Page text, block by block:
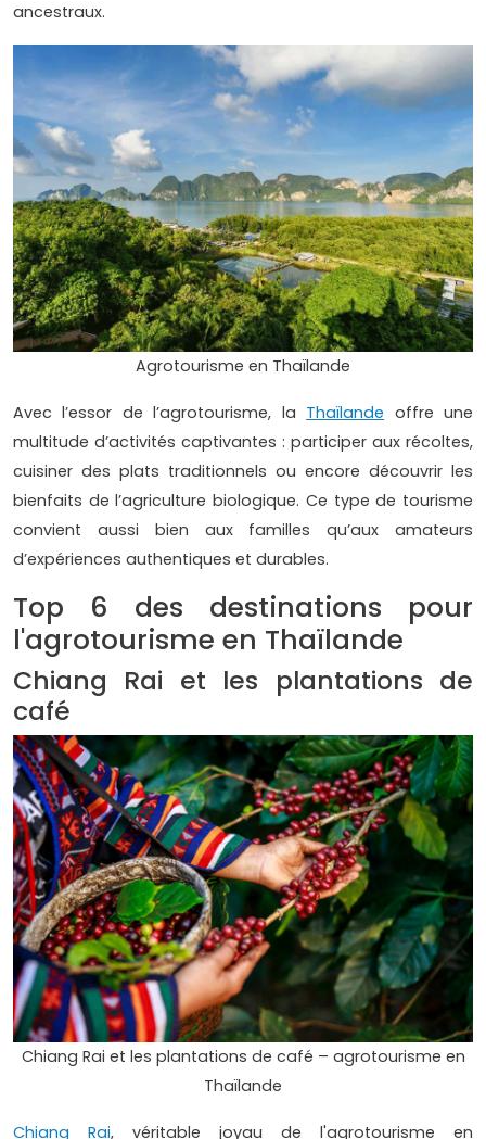
ancestraux.
Agrotourisme en Thaïlande
Avec l’essor de l’agrotourisme, la Thaïlande offre une
multitude d’activités captivantes : participer aux récoltes,
cuisiner des plats traditionnels ou encore découvrir les
bienfaits de l’agriculture biologique. Ce type de tourisme
convient aussi bien aux familles qu’aux amateurs
d’expériences authentiques et durables.
Top 6 des destinations pour
l'agrotourisme en Thaïlande
Chiang Rai et les plantations de
café
Chiang Rai et les plantations de café – agrotourisme en
Thaïlande
Chiang Rai, véritable joyau de l'agrotourisme en